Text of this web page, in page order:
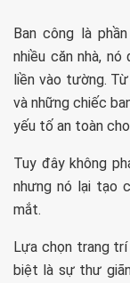
Ban công là
nhiều căn nhà,
liền vào tường.
và những chiếc
yếu tố an toàn
Tuy đây không
nhưng nó lại tạo
mắt.
Lựa chọn trang
biệt là sự thư